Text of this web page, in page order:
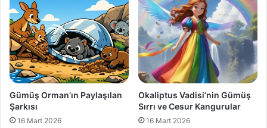
Gümüş Orman’ın Paylaşılan
Şarkısı
16 Mart 2026
Okaliptus Vadisi’nin Gümüş
Sırrı ve Cesur Kangurular
16 Mart 2026